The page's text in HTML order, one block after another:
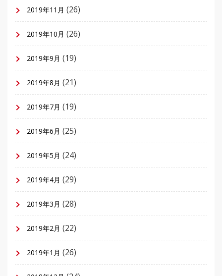
2019年11月 (26)
2019年10月 (26)
2019年9月 (19)
2019年8月 (21)
2019年7月 (19)
2019年6月 (25)
2019年5月 (24)
2019年4月 (29)
2019年3月 (28)
2019年2月 (22)
2019年1月 (26)